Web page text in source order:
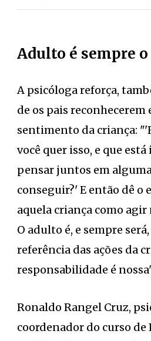
Adulto é sempre
A psicóloga reforça,
de os pais reconhecerem
sentimento da criança:
você quer isso, e que
pensar juntos em
conseguir?' E então dê o
aquela criança como agir
O adulto é, e sempre
referência das ações da
responsabilidade é
Ronaldo Rangel Cruz,
coordenador do curso de